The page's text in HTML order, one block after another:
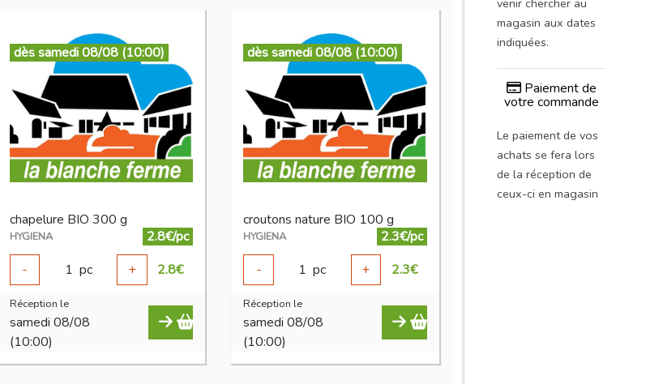
dès samedi 08/08 (10:00)
chapelure BIO 300 g
HYGIENA
2.8€/pc
-
1 pc + 2.8€
Réception le
samedi 08/08
(10:00)
dès samedi 08/08 (10:00)
croutons nature BIO 100 g
HYGIENA
2.3€/pc
-
1 pc + 2.3€
Réception le
samedi 08/08
(10:00)
venir chercher au
magasin aux dates
indiquées.
Paiement de
votre commande
Le paiement de vos
achats se fera lors
de la réception de
ceux-ci en magasin